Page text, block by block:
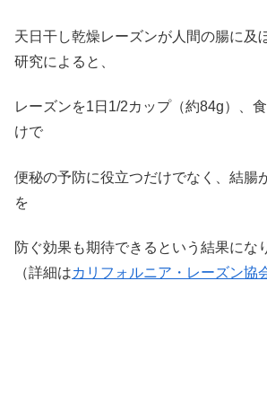
天日干し乾燥レーズンが人間の腸に及
研究によると、
レーズンを1日1/2カップ（約84g）、
けで
便秘の予防に役立つだけでなく、結腸
を
防ぐ効果も期待できるという結果にな
（詳細はカリフォルニア・レーズン協